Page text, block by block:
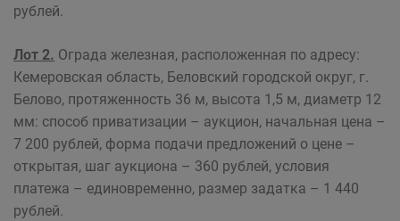
рублей.
Лот 2. Ограда железная, расположенная по адресу:
Кемеровская область, Беловский городской округ, г.
Белово, протяженность 36 м, высота 1,5 м, диаметр 12
мм: способ приватизации – аукцион, начальная цена –
7 200 рублей, форма подачи предложений о цене –
открытая, шаг аукциона – 360 рублей, условия
платежа – единовременно, размер задатка – 1 440
рублей.